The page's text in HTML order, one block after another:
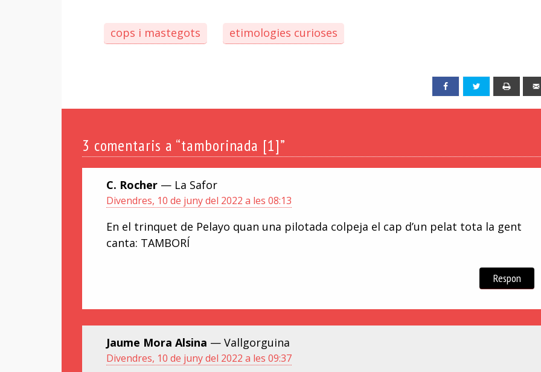
cops i mastegots etimologies curioses
Facebook Twitter
3 comentaris a “tamborinada [1]”
C. Rocher — La Safor
Divendres, 10 de juny del 2022 a les 08:13
En el trinquet de Pelayo quan una pilotada colpeja el cap d’un pelat tota la gent
canta: TAMBORÍ
Respon
Jaume Mora Alsina — Vallgorguina
Divendres, 10 de juny del 2022 a les 09:37